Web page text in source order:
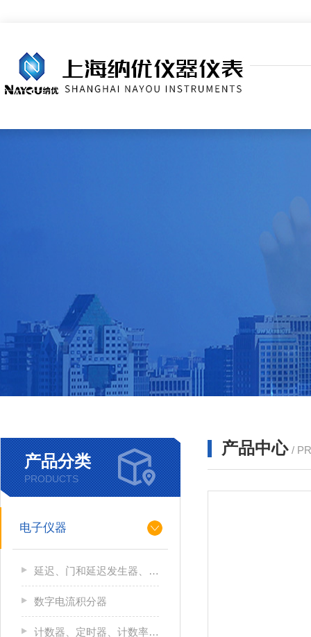
产品分类
PRODUCTS
电子仪器
延迟、门和延迟发生器、逻辑模块和线性门
数字电流积分器
计数器、定时器、计数率计和多通道定标器（MCS）
产品中心 /